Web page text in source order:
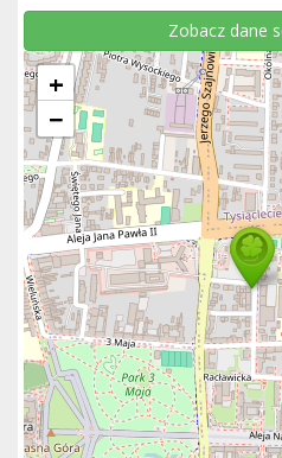
Zobacz dane
+
−